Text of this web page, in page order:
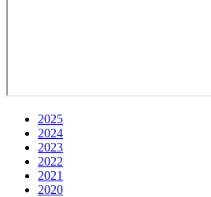
2025
2024
2023
2022
2021
2020